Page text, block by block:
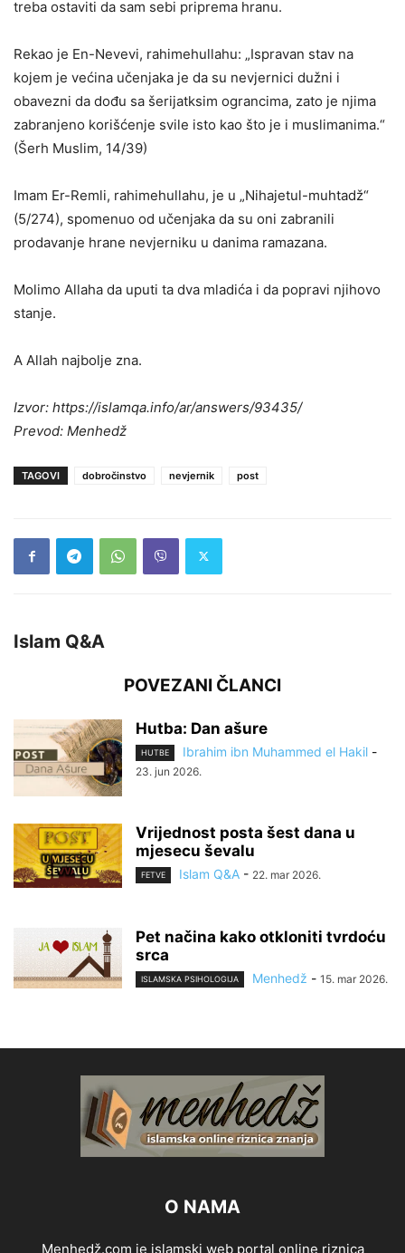
treba ostaviti da sam sebi priprema hranu.
Rekao je En-Nevevi, rahimehullahu: „Ispravan stav na
kojem je većina učenjaka je da su nevjernici dužni i
obavezni da dođu sa šerijatksim ograncima, zato je njima
zabranjeno korišćenje svile isto kao što je i muslimanima.“
(Šerh Muslim, 14/39)
Imam Er-Remli, rahimehullahu, je u „Nihajetul-muhtadž“
(5/274), spomenuo od učenjaka da su oni zabranili
prodavanje hrane nevjerniku u danima ramazana.
Molimo Allaha da uputi ta dva mladića i da popravi njihovo
stanje.
A Allah najbolje zna.
Izvor: https://islamqa.info/ar/answers/93435/
Prevod: Menhedž
TAGOVI dobročinstvo nevjernik post
Islam Q&A
POVEZANI ČLANCI
Hutba: Dan ašure
HUTBE Ibrahim ibn Muhammed el Hakil -
23. jun 2026.
Vrijednost posta šest dana u
mjesecu ševalu
FETVE Islam Q&A - 22. mar 2026.
Pet načina kako otkloniti tvrdoću
srca
ISLAMSKA PSIHOLOGIJA Menhedž - 15. mar 2026.
O NAMA
Menhedž.com je islamski web portal online riznica